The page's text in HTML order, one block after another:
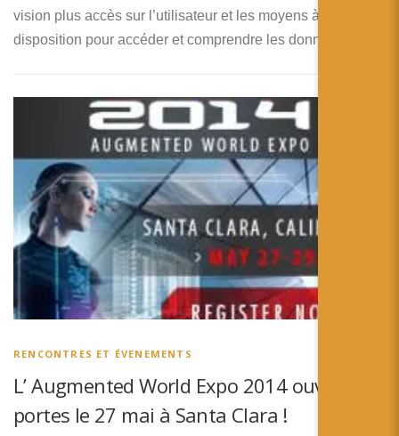
vision plus accès sur l’utilisateur et les moyens à sa
disposition pour accéder et comprendre les données.
RENCONTRES ET ÉVENEMENTS
L’ Augmented World Expo 2014 ouvre ses
portes le 27 mai à Santa Clara !